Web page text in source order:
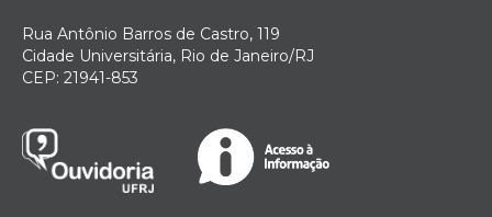
Rua Antônio Barros de Castro, 119
Cidade Universitária, Rio de Janeiro/RJ
CEP: 21941-853